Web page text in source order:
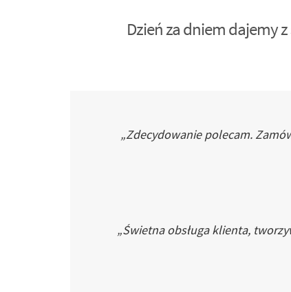
Dzień za dniem dajemy
„Zdecydowanie polecam.
„Świetna obsługa klienta,